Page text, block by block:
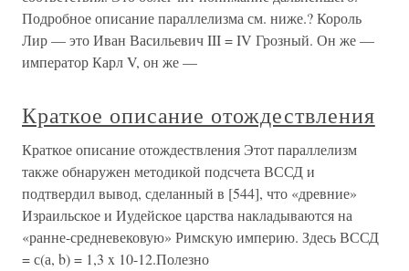
Подробное описание параллелизма см. ниже.? Король
Лир — это Иван Васильевич III = IV Грозный. Он же —
император Карл V, он же —
Краткое описание отождествления
Краткое описание отождествления Этот параллелизм
также обнаружен методикой подсчета ВССД и
подтвердил вывод, сделанный в [544], что «древние»
Израильское и Иудейское царства накладываются на
«ранне-средневековую» Римскую империю. Здесь ВССД
= с(а, b) = 1,3 x 10-12.Полезно